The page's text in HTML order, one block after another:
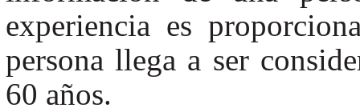
experiencia es
persona llega a ser
60 años.